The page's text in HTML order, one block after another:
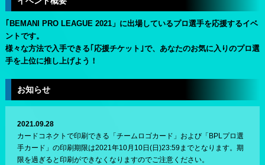
｢BEMANI PRO LEAGUE 2021」に出場しているプロ選手を応援するイベ
ントです。
様々な方法で入手できる｢応援チケット｣で、あなたのお気に入りのプロ選
手を上位に推し上げよう！
お知らせ
2021.09.28
カードコネクトで印刷できる「チームロゴカード」および「BPLプロ選
手カード」の印刷期限は2021年10月10日(日)23:59までとなります。期
限を過ぎると印刷ができなくなりますのでご注意ください。